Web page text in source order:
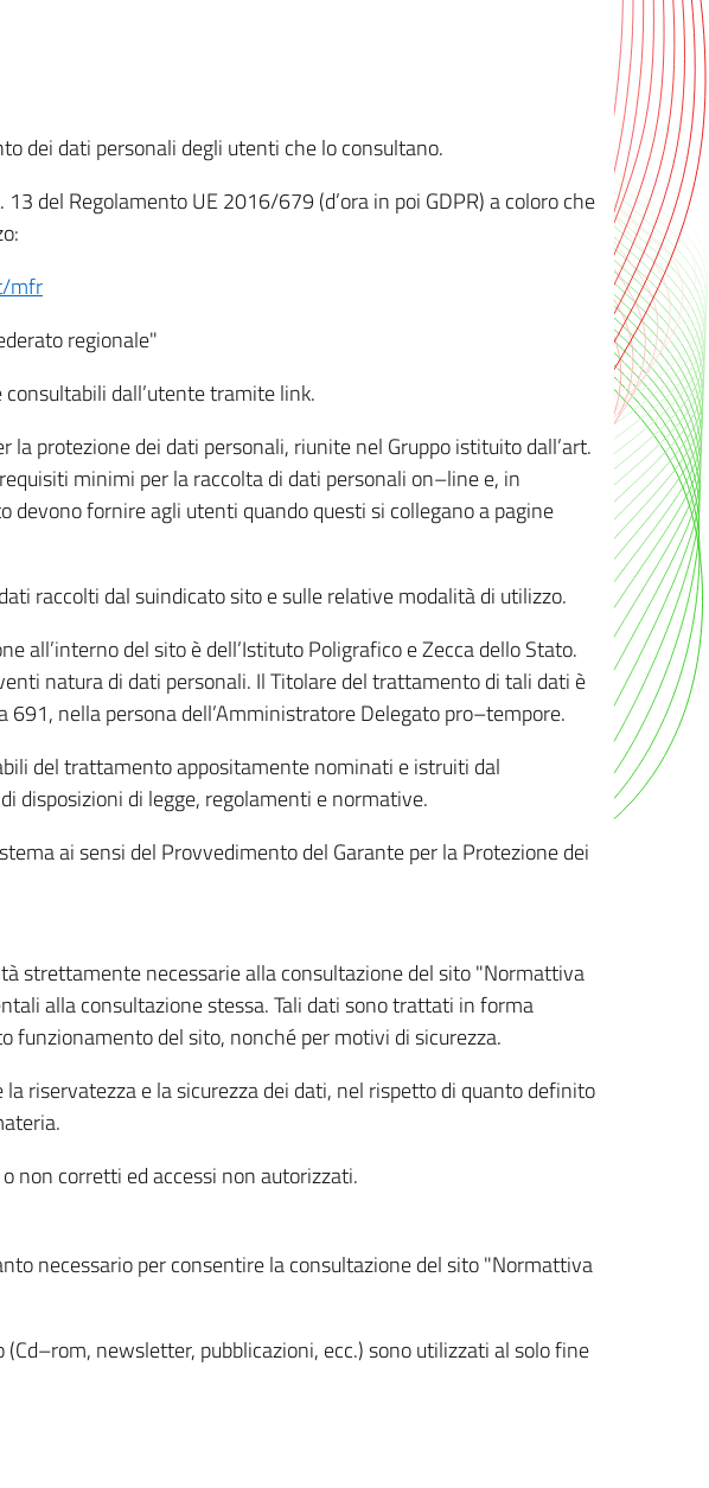
dei dati personali degli utenti che lo consultano.
del Regolamento UE 2016/679 (d’ora in poi GDPR) a coloro che
mfr
regionale"
dall’utente tramite link.
protezione dei dati personali, riunite nel Gruppo istituito dall’art.
minimi per la raccolta di dati personali on–line e, in
fornire agli utenti quando questi si collegano a pagine
raccolti dal suindicato sito e sulle relative modalità di utilizzo.
all’interno del sito è dell’Istituto Poligrafico e Zecca dello Stato.
natura di dati personali. Il Titolare del trattamento di tali dati è
691, nella persona dell’Amministratore Delegato pro–tempore.
del trattamento appositamente nominati e istruiti dal
disposizioni di legge, regolamenti e normative.
ai sensi del Provvedimento del Garante per la Protezione dei
strettamente necessarie alla consultazione del sito "Normattiva
alla consultazione stessa. Tali dati sono trattati in forma
del sito, nonché per motivi di sicurezza.
riservatezza e la sicurezza dei dati, nel rispetto di quanto definito
non corretti ed accessi non autorizzati.
necessario per consentire la consultazione del sito "Normattiva
newsletter, pubblicazioni, ecc.) sono utilizzati al solo fine